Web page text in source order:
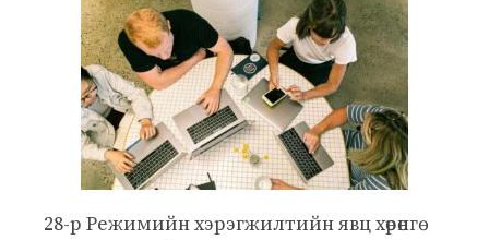
28-р Режимийн хэрэгжилтийн явц хөрөнгө